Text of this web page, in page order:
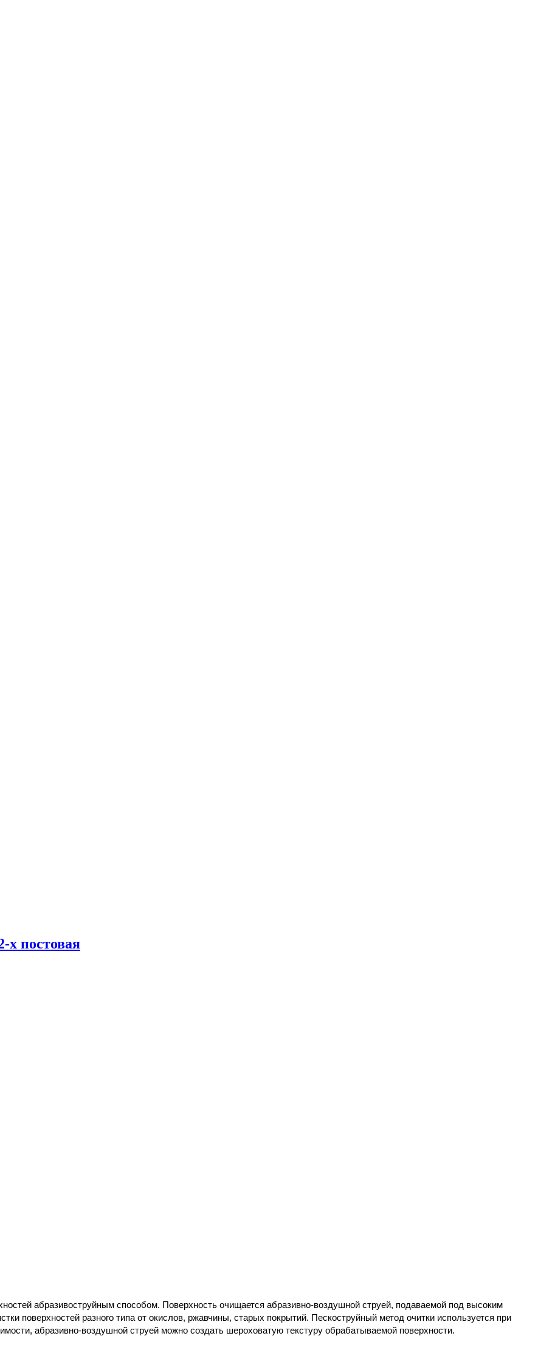
х постовая
абразивоструйным способом. Поверхность очищается абразивно-воздушной струей, подаваемой под высоким
поверхностей разного типа от окислов, ржавчины, старых покрытий. Пескоструйный метод очитки используется при
абразивно-воздушной струей можно создать шероховатую текстуру обрабатываемой поверхности.